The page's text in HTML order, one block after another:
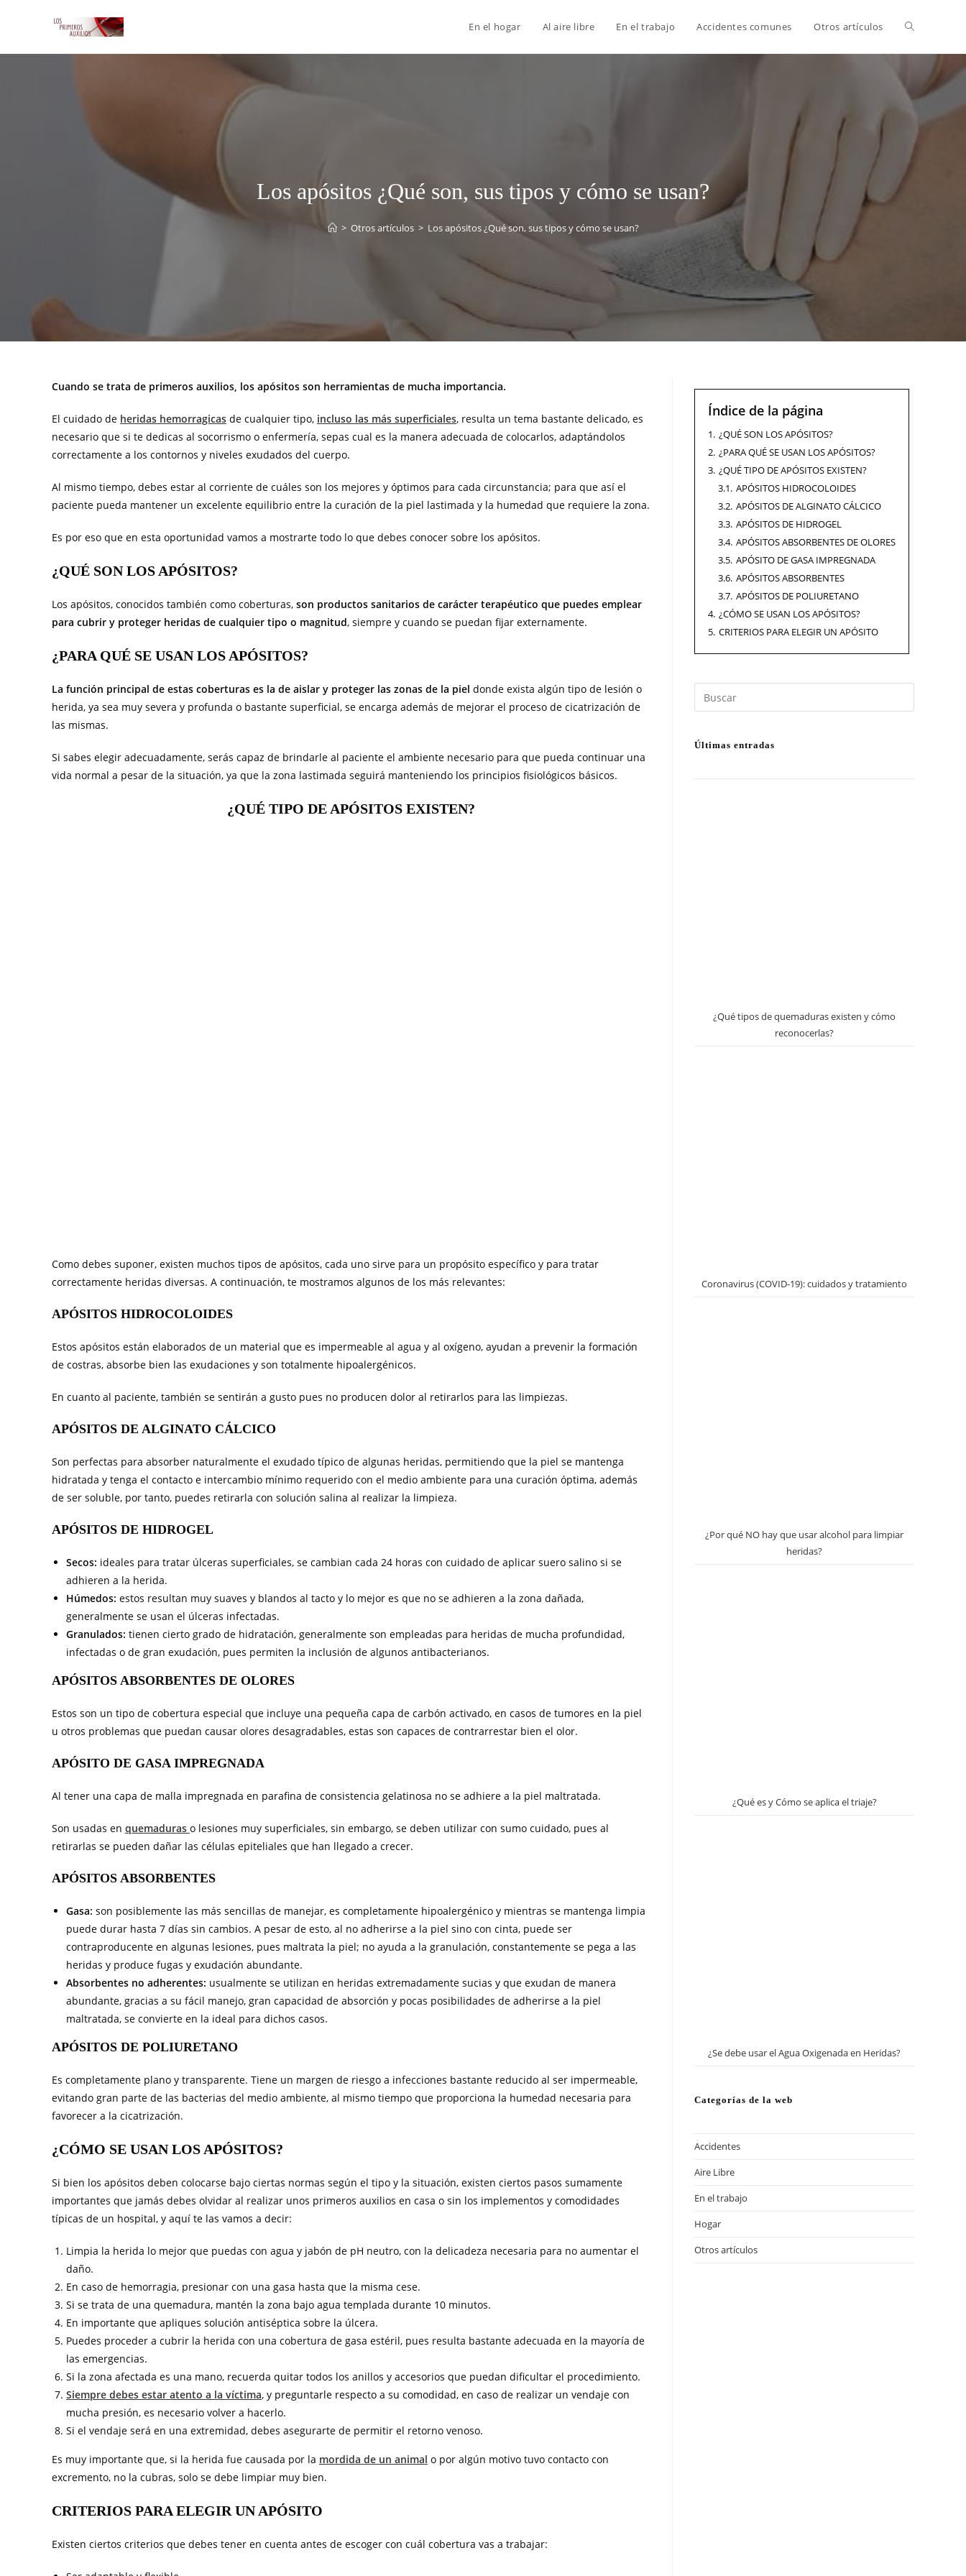
En el hogar Al aire libre En el trabajo Accidentes comunes Otros artículos
Los apósitos ¿Qué son, sus tipos y cómo se usan?
> Otros artículos > Los apósitos ¿Qué son, sus tipos y cómo se usan?
Cuando se trata de primeros auxilios, los apósitos son herramientas de mucha importancia.
El cuidado de heridas hemorragicas de cualquier tipo, incluso las más superficiales, resulta un tema bastante delicado, es
necesario que si te dedicas al socorrismo o enfermería, sepas cual es la manera adecuada de colocarlos, adaptándolos
correctamente a los contornos y niveles exudados del cuerpo.
Al mismo tiempo, debes estar al corriente de cuáles son los mejores y óptimos para cada circunstancia; para que así el
paciente pueda mantener un excelente equilibrio entre la curación de la piel lastimada y la humedad que requiere la zona.
Es por eso que en esta oportunidad vamos a mostrarte todo lo que debes conocer sobre los apósitos.
¿QUÉ SON LOS APÓSITOS?
Los apósitos, conocidos también como coberturas, son productos sanitarios de carácter terapéutico que puedes emplear
para cubrir y proteger heridas de cualquier tipo o magnitud, siempre y cuando se puedan fijar externamente.
¿PARA QUÉ SE USAN LOS APÓSITOS?
La función principal de estas coberturas es la de aislar y proteger las zonas de la piel donde exista algún tipo de lesión o
herida, ya sea muy severa y profunda o bastante superficial, se encarga además de mejorar el proceso de cicatrización de
las mismas.
Si sabes elegir adecuadamente, serás capaz de brindarle al paciente el ambiente necesario para que pueda continuar una
vida normal a pesar de la situación, ya que la zona lastimada seguirá manteniendo los principios fisiológicos básicos.
¿QUÉ TIPO DE APÓSITOS EXISTEN?
Como debes suponer, existen muchos tipos de apósitos, cada uno sirve para un propósito específico y para tratar
correctamente heridas diversas. A continuación, te mostramos algunos de los más relevantes:
APÓSITOS HIDROCOLOIDES
Estos apósitos están elaborados de un material que es impermeable al agua y al oxígeno, ayudan a prevenir la formación
de costras, absorbe bien las exudaciones y son totalmente hipoalergénicos.
En cuanto al paciente, también se sentirán a gusto pues no producen dolor al retirarlos para las limpiezas.
APÓSITOS DE ALGINATO CÁLCICO
Son perfectas para absorber naturalmente el exudado típico de algunas heridas, permitiendo que la piel se mantenga
hidratada y tenga el contacto e intercambio mínimo requerido con el medio ambiente para una curación óptima, además
de ser soluble, por tanto, puedes retirarla con solución salina al realizar la limpieza.
APÓSITOS DE HIDROGEL
Secos: ideales para tratar úlceras superficiales, se cambian cada 24 horas con cuidado de aplicar suero salino si se
adhieren a la herida.
Húmedos: estos resultan muy suaves y blandos al tacto y lo mejor es que no se adhieren a la zona dañada,
generalmente se usan el úlceras infectadas.
Granulados: tienen cierto grado de hidratación, generalmente son empleadas para heridas de mucha profundidad,
infectadas o de gran exudación, pues permiten la inclusión de algunos antibacterianos.
APÓSITOS ABSORBENTES DE OLORES
Estos son un tipo de cobertura especial que incluye una pequeña capa de carbón activado, en casos de tumores en la piel
u otros problemas que puedan causar olores desagradables, estas son capaces de contrarrestar bien el olor.
APÓSITO DE GASA IMPREGNADA
Al tener una capa de malla impregnada en parafina de consistencia gelatinosa no se adhiere a la piel maltratada.
Son usadas en quemaduras o lesiones muy superficiales, sin embargo, se deben utilizar con sumo cuidado, pues al
retirarlas se pueden dañar las células epiteliales que han llegado a crecer.
APÓSITOS ABSORBENTES
Gasa: son posiblemente las más sencillas de manejar, es completamente hipoalergénico y mientras se mantenga limpia
puede durar hasta 7 días sin cambios. A pesar de esto, al no adherirse a la piel sino con cinta, puede ser
contraproducente en algunas lesiones, pues maltrata la piel; no ayuda a la granulación, constantemente se pega a las
heridas y produce fugas y exudación abundante.
Absorbentes no adherentes: usualmente se utilizan en heridas extremadamente sucias y que exudan de manera
abundante, gracias a su fácil manejo, gran capacidad de absorción y pocas posibilidades de adherirse a la piel
maltratada, se convierte en la ideal para dichos casos.
APÓSITOS DE POLIURETANO
Es completamente plano y transparente. Tiene un margen de riesgo a infecciones bastante reducido al ser impermeable,
evitando gran parte de las bacterias del medio ambiente, al mismo tiempo que proporciona la humedad necesaria para
favorecer a la cicatrización.
¿CÓMO SE USAN LOS APÓSITOS?
Si bien los apósitos deben colocarse bajo ciertas normas según el tipo y la situación, existen ciertos pasos sumamente
importantes que jamás debes olvidar al realizar unos primeros auxilios en casa o sin los implementos y comodidades
típicas de un hospital, y aquí te las vamos a decir:
Limpia la herida lo mejor que puedas con agua y jabón de pH neutro, con la delicadeza necesaria para no aumentar el
daño.
En caso de hemorragia, presionar con una gasa hasta que la misma cese.
Si se trata de una quemadura, mantén la zona bajo agua templada durante 10 minutos.
En importante que apliques solución antiséptica sobre la úlcera.
Puedes proceder a cubrir la herida con una cobertura de gasa estéril, pues resulta bastante adecuada en la mayoría de
las emergencias.
Si la zona afectada es una mano, recuerda quitar todos los anillos y accesorios que puedan dificultar el procedimiento.
Siempre debes estar atento a la víctima, y preguntarle respecto a su comodidad, en caso de realizar un vendaje con
mucha presión, es necesario volver a hacerlo.
Si el vendaje será en una extremidad, debes asegurarte de permitir el retorno venoso.
Es muy importante que, si la herida fue causada por la mordida de un animal o por algún motivo tuvo contacto con
excremento, no la cubras, solo se debe limpiar muy bien.
CRITERIOS PARA ELEGIR UN APÓSITO
Existen ciertos criterios que debes tener en cuenta antes de escoger con cuál cobertura vas a trabajar:
Índice de la página
1. ¿QUÉ SON LOS APÓSITOS?
2. ¿PARA QUÉ SE USAN LOS APÓSITOS?
3. ¿QUÉ TIPO DE APÓSITOS EXISTEN?
3.1. APÓSITOS HIDROCOLOIDES
3.2. APÓSITOS DE ALGINATO CÁLCICO
3.3. APÓSITOS DE HIDROGEL
3.4. APÓSITOS ABSORBENTES DE OLORES
3.5. APÓSITO DE GASA IMPREGNADA
3.6. APÓSITOS ABSORBENTES
3.7. APÓSITOS DE POLIURETANO
4. ¿CÓMO SE USAN LOS APÓSITOS?
5. CRITERIOS PARA ELEGIR UN APÓSITO
Últimas entradas
¿Qué tipos de quemaduras existen y cómo
reconocerlas?
Coronavirus (COVID-19): cuidados y tratamiento
¿Por qué NO hay que usar alcohol para limpiar
heridas?
¿Qué es y Cómo se aplica el triaje?
¿Se debe usar el Agua Oxigenada en Heridas?
Categorías de la web
Accidentes
Aire Libre
En el trabajo
Hogar
Otros artículos